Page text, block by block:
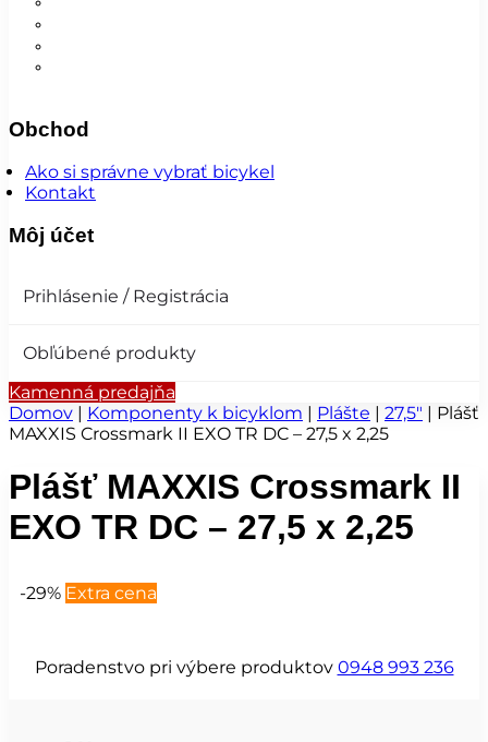
Obchod
Ako si správne vybrať bicykel
Kontakt
Môj účet
Prihlásenie / Registrácia
Obľúbené produkty
Kamenná predajňa
Domov | Komponenty k bicyklom | Plášte | 27,5" | Plášť
MAXXIS Crossmark II EXO TR DC – 27,5 x 2,25
Plášť MAXXIS Crossmark II
EXO TR DC – 27,5 x 2,25
-29% Extra cena
Poradenstvo pri výbere produktov 0948 993 236